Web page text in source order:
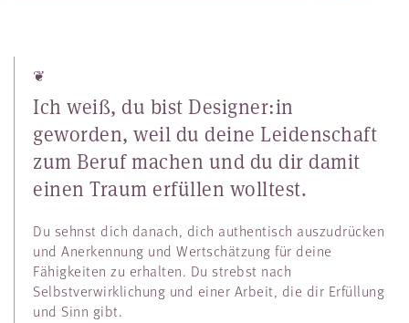
❦
Ich weiß, du bist Designer:in
geworden, weil du deine Leidenschaft
zum Beruf machen und du dir damit
einen Traum erfüllen wolltest.
Du sehnst dich danach, dich authentisch auszudrücken
und Anerkennung und Wertschätzung für deine
Fähigkeiten zu erhalten. Du strebst nach
Selbstverwirklichung und einer Arbeit, die dir Erfüllung
und Sinn gibt.